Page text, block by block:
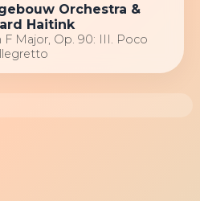
Orchestra &
Haitink
F Major, Op. 90: III. Poco